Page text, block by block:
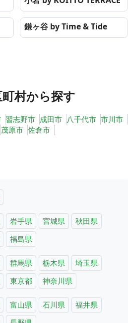
鎌ヶ谷 by Time & Tide
村から探す
習志野市 成田市 八千代市 市川市
茂原市 佐倉市
岩手県 宮城県
秋田県
福島県
群馬県 栃木県
埼玉県
東京都 神奈川県
富山県 石川県
福井県